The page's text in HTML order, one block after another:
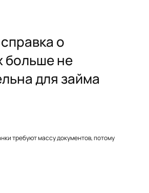
о
больше не
для займа
требуют массу документов, потому